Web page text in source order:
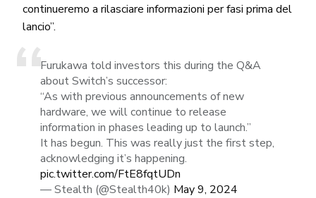
continueremo a rilasciare informazioni per fasi prima del
lancio”.
Furukawa told investors this during the Q&A
about Switch’s successor:
“As with previous announcements of new
hardware, we will continue to release
information in phases leading up to launch.”
It has begun. This was really just the first step,
acknowledging it’s happening.
pic.twitter.com/FtE8fqtUDn
— Stealth (@Stealth40k) May 9, 2024